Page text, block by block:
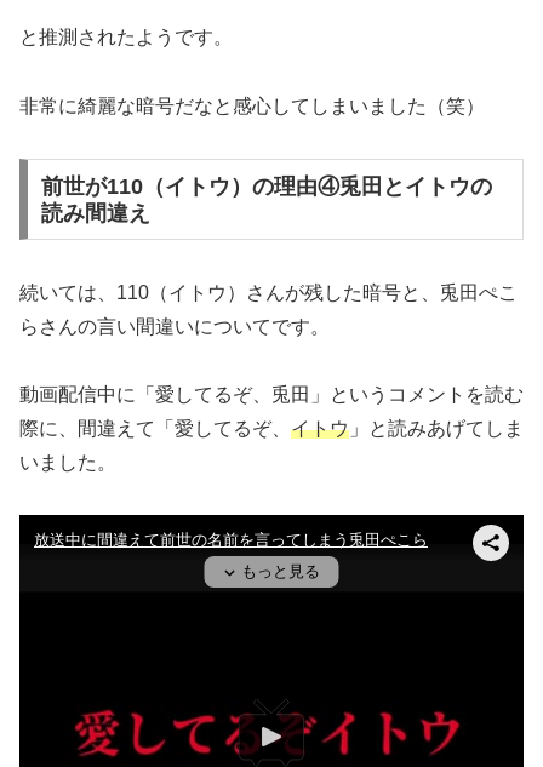
と推測されたようです。
非常に綺麗な暗号だなと感心してしまいました（笑）
前世が110（イトウ）の理由④兎田とイトウの
読み間違え
続いては、110（イトウ）さんが残した暗号と、兎田ぺこ
らさんの言い間違いについてです。
動画配信中に「愛してるぞ、兎田」というコメントを読む
際に、間違えて「愛してるぞ、 イトウ 」と読みあげてしま
いました。